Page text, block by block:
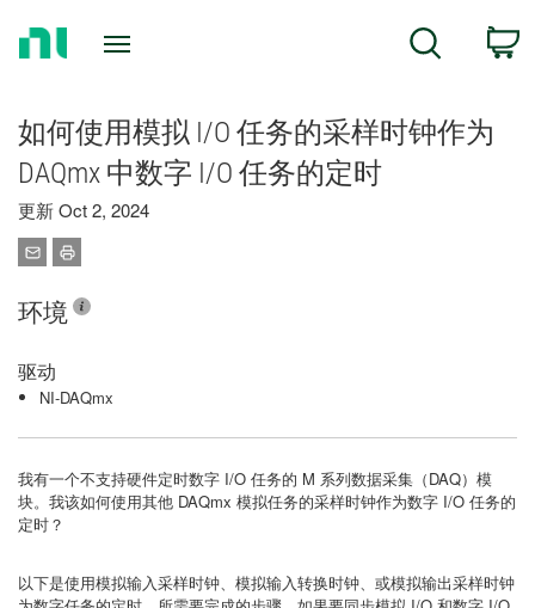
Search
如何使用模拟 I/O 任务的采样时钟作为
DAQmx 中数字 I/O 任务的定时
更新 Oct 2, 2024
环境
驱动
NI-DAQmx
我有一个不支持硬件定时数字 I/O 任务的 M 系列数据采集（DAQ）模
块。我该如何使用其他 DAQmx 模拟任务的采样时钟作为数字 I/O 任务的
定时？
以下是使用模拟输入采样时钟、模拟输入转换时钟、或模拟输出采样时钟